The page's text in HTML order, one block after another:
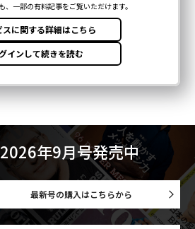
2026年9月号発売中
最新号の購入はこちらから